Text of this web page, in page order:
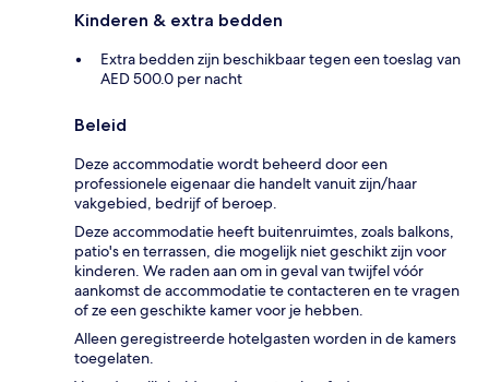
Kinderen & extra bedden
Extra bedden zijn beschikbaar tegen een toeslag van
AED 500.0 per nacht
Beleid
Deze accommodatie wordt beheerd door een
professionele eigenaar die handelt vanuit zijn/haar
vakgebied, bedrijf of beroep.
Deze accommodatie heeft buitenruimtes, zoals balkons,
patio's en terrassen, die mogelijk niet geschikt zijn voor
kinderen. We raden aan om in geval van twijfel vóór
aankomst de accommodatie te contacteren en te vragen
of ze een geschikte kamer voor je hebben.
Alleen geregistreerde hotelgasten worden in de kamers
toegelaten.